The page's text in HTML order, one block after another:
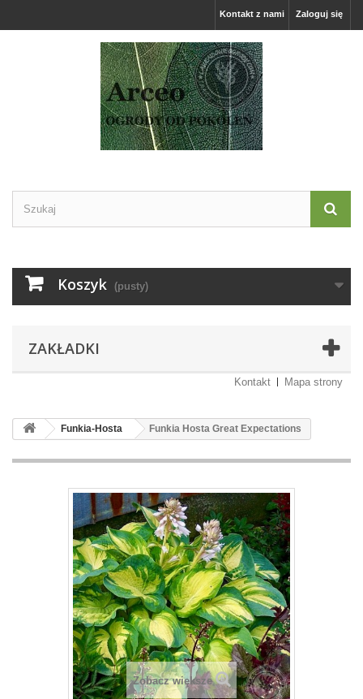
Zaloguj się
Kontakt z nami
Koszyk (pusty)
ZAKŁADKI
Kontakt Mapa strony
Funkia-Hosta Funkia Hosta Great Expectations
Zobacz większe